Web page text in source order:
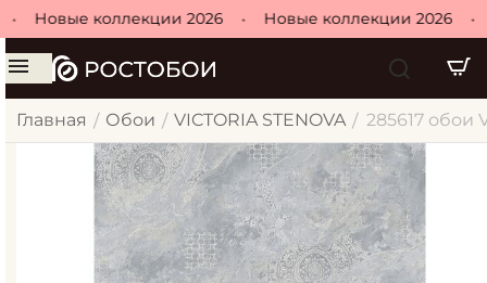
Новые коллекции 2026 Новые коллекции 2026
Главная / Обои / VICTORIA STENOVA / 285617